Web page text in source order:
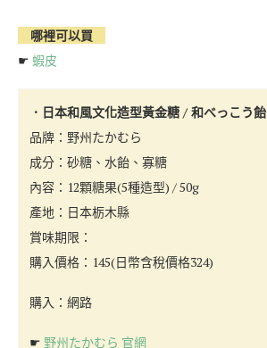
哪裡可以買
☛ 蝦皮
．日本和風文化造型黃金糖 / 和べっこう飴
品牌：野州たかむら
成分：砂糖、水飴、寡糖
內容：12顆糖果(5種造型) / 50g
產地：日本栃木縣
賞味期限：
購入價格：145(日幣含稅價格324)
購入：網路
☛ 野州たかむら 官網